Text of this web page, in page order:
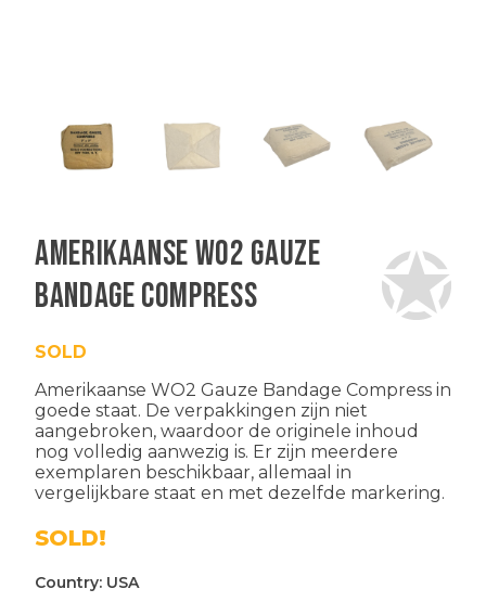
Amerikaanse WO2 Gauze
Bandage Compress
SOLD
Amerikaanse WO2 Gauze Bandage Compress in
goede staat. De verpakkingen zijn niet
aangebroken, waardoor de originele inhoud
nog volledig aanwezig is. Er zijn meerdere
exemplaren beschikbaar, allemaal in
vergelijkbare staat en met dezelfde markering.
SOLD!
Country: USA